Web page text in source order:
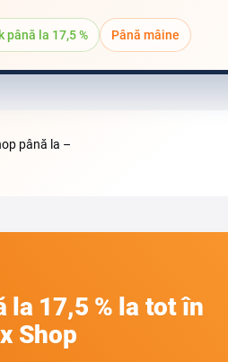
până la 17,5 % Până mâine
până la –
la 17,5 % la tot în
Shop